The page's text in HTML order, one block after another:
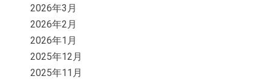
2026年3月
2026年2月
2026年1月
2025年12月
2025年11月